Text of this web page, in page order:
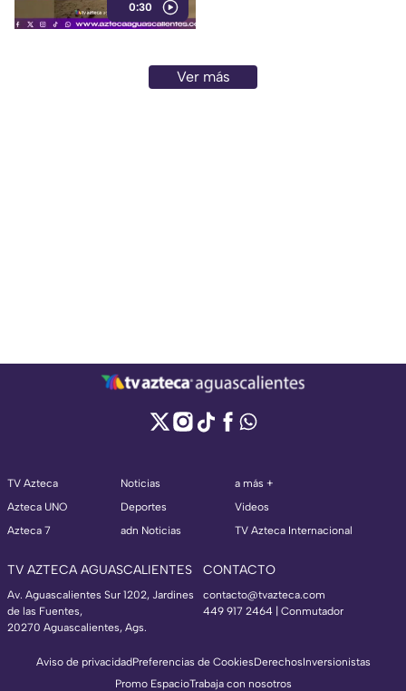
0:30
Ver más
TV Azteca
Azteca UNO
Azteca 7
Noticias
Deportes
adn Noticias
a más +
Videos
TV Azteca Internacional
TV AZTECA AGUASCALIENTES
Av. Aguascalientes Sur 1202, Jardines
de las Fuentes,
20270 Aguascalientes, Ags.
CONTACTO
contacto@tvazteca.com
449 917 2464 | Conmutador
Aviso de privacidadPreferencias de CookiesDerechosInversionistas
Promo EspacioTrabaja con nosotros